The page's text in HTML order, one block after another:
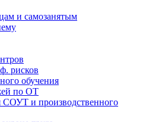
и самозанятым
рисков
обучения
по ОТ
СОУТ и производственного